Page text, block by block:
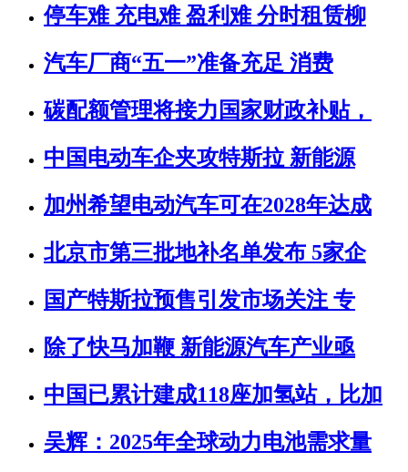
停车难 充电难 盈利难 分时租赁柳
汽车厂商“五一”准备充足 消费
碳配额管理将接力国家财政补贴，
中国电动车企夹攻特斯拉 新能源
加州希望电动汽车可在2028年达成
北京市第三批地补名单发布 5家企
国产特斯拉预售引发市场关注 专
除了快马加鞭 新能源汽车产业亟
中国已累计建成118座加氢站，比加
吴辉：2025年全球动力电池需求量